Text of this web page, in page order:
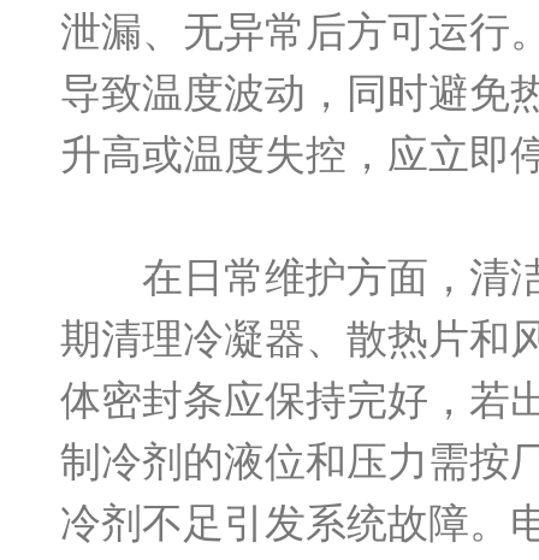
泄漏、无异常后方可运行
导致温度波动，同时避免
升高或温度失控，应立即
在日常维护方面，清洁
期清理冷凝器、散热片和
体密封条应保持完好，若
制冷剂的液位和压力需按
冷剂不足引发系统故障。